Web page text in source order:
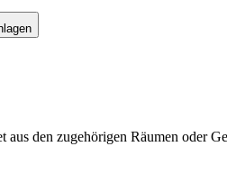
aus den zugehörigen Räumen oder